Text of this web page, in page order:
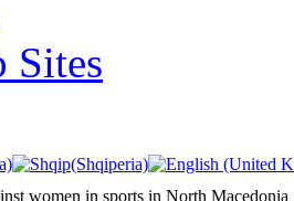
Sites
women in sports in North Macedonia